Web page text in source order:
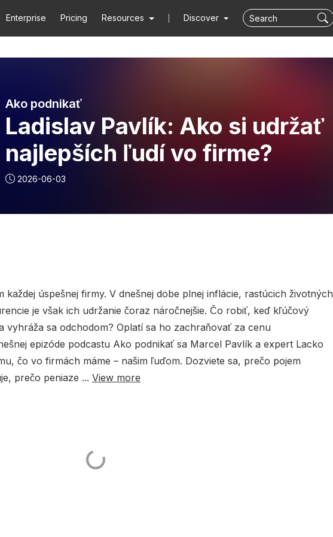
Enterprise Pricing Resources Discover
Ako podnikať
Ladislav Pavlík: Ako si udržať
najlepších ľudí vo firme?
2026-06-03
každej úspešnej firmy. V dnešnej dobe plnej inflácie, rastúcich životných
je však ich udržanie čoraz náročnejšie. Čo robiť, keď kľúčový
vyhráža sa odchodom? Oplatí sa ho zachraňovať za cenu
epizóde podcastu Ako podnikať sa Marcel Pavlík a expert Lacko
čo vo firmách máme – našim ľuďom. Dozviete sa, prečo pojem
prečo peniaze ... View more